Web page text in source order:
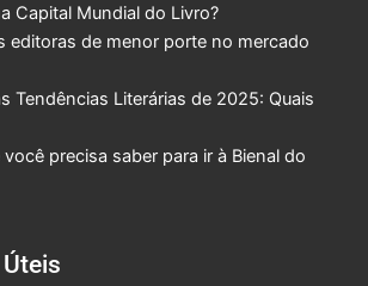
Capital Mundial do Livro?
editoras de menor porte no mercado
Tendências Literárias de 2025: Quais
precisa saber para ir à Bienal do